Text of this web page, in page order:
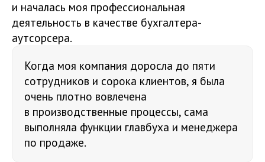
и началась моя профессиональная
деятельность в качестве бухгалтера-
аутсорсера.
Когда моя компания доросла до пяти
сотрудников и сорока клиентов, я была
очень плотно вовлечена
в производственные процессы, сама
выполняла функции главбуха и менеджера
по продаже.